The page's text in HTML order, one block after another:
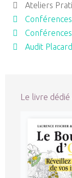
Ateliers
Conférences
Audit
Le livre